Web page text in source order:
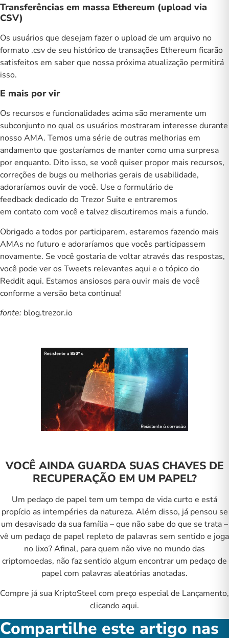
Transferências em massa Ethereum (upload via
CSV)
Os usuários que desejam fazer o upload de um arquivo no
formato .csv de seu histórico de transações Ethereum ficarão
satisfeitos em saber que nossa próxima atualização permitirá
isso.
E mais por vir
Os recursos e funcionalidades acima são meramente um
subconjunto no qual os usuários mostraram interesse durante
nosso AMA. Temos uma série de outras melhorias em
andamento que gostaríamos de manter como uma surpresa
por enquanto. Dito isso, se você quiser propor mais recursos,
correções de bugs ou melhorias gerais de usabilidade,
adoraríamos ouvir de você. Use oformulário de
feedbackdedicado do Trezor Suite e entraremos
em contato com você e talvez discutiremos mais a fundo.
Obrigado a todos por participarem, estaremos fazendo mais
AMAs no futuro e adoraríamos que vocês participassem
novamente. Se você gostaria de voltar através das respostas,
você pode ver os Tweets relevantes aqui e o tópico do
Reddit aqui. Estamos ansiosos para ouvir mais de você
conforme a versão beta continua!
fonte: blog.trezor.io
VOCÊ AINDA GUARDA SUAS CHAVES DE
RECUPERAÇÃO EM UM PAPEL?
Um pedaço de papel tem um tempo de vida curto e está
propício as intempéries da natureza. Além disso, já pensou se
um desavisado da sua família – que não sabe do que se trata –
vê um pedaço de papel repleto de palavras sem sentido e joga
no lixo? Afinal, para quem não vive no mundo das
criptomoedas, não faz sentido algum encontrar um pedaço de
papel com palavras aleatórias anotadas.
Compre já sua KriptoSteel com preço especial de Lançamento,
clicando aqui.
Compartilhe este artigo nas